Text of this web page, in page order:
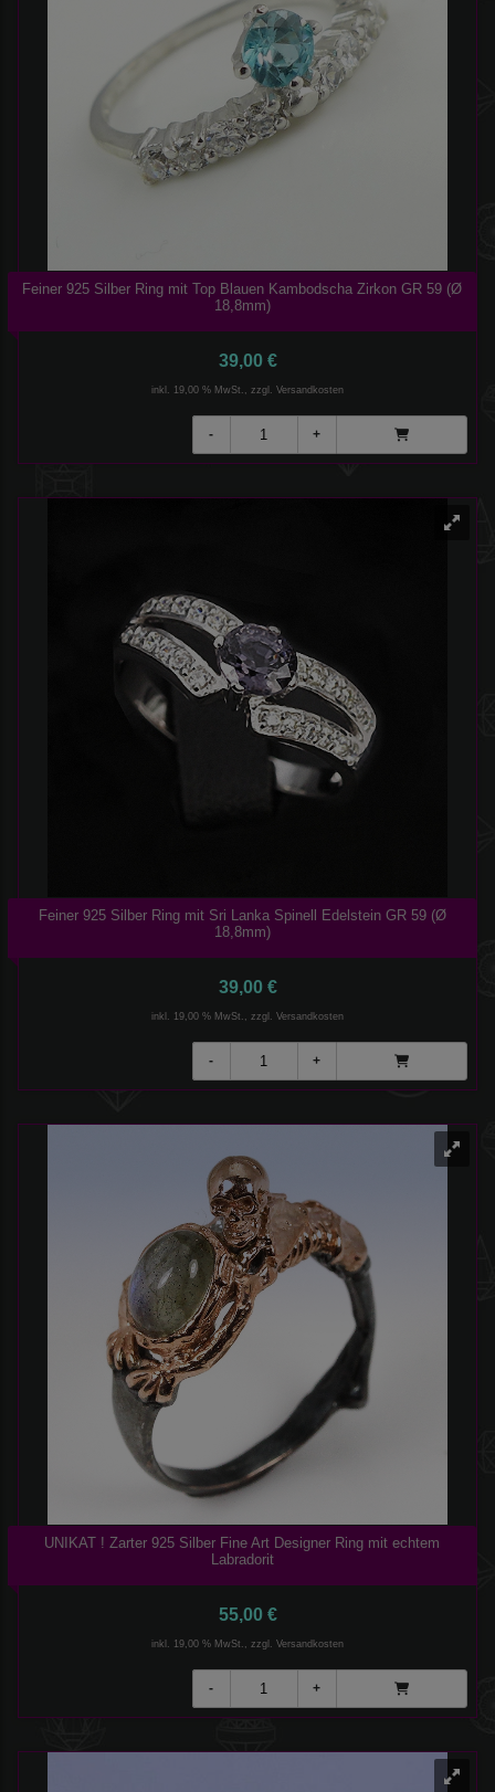
Feiner 925 Silber Ring mit Top Blauen Kambodscha Zirkon GR 59 (Ø
18,8mm)
39,00 €
inkl. 19,00 % MwSt., zzgl. Versandkosten
Feiner 925 Silber Ring mit Sri Lanka Spinell Edelstein GR 59 (Ø
18,8mm)
39,00 €
inkl. 19,00 % MwSt., zzgl. Versandkosten
UNIKAT ! Zarter 925 Silber Fine Art Designer Ring mit echtem
Labradorit
55,00 €
inkl. 19,00 % MwSt., zzgl. Versandkosten